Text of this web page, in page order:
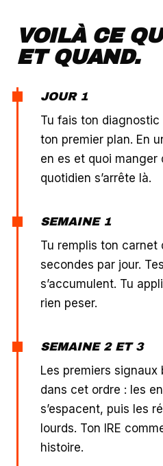
VOILÀ CE
ET QUAND.
JOUR 1
Tu fais ton
ton premier plan. En
en es et quoi manger
quotidien s’arrête là.
SEMAINE 1
Tu remplis ton carnet
secondes par jour.
s’accumulent. Tu
rien peser.
SEMAINE 2 ET 3
Les premiers signaux
dans cet ordre : les
s’espacent, puis les
lourds. Ton IRE
histoire.